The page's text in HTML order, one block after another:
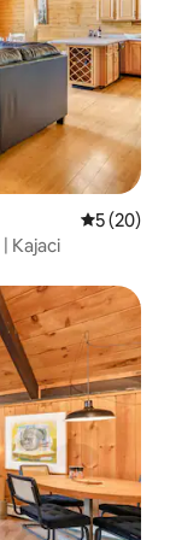
Prosječna
5 (20)
Kajaci